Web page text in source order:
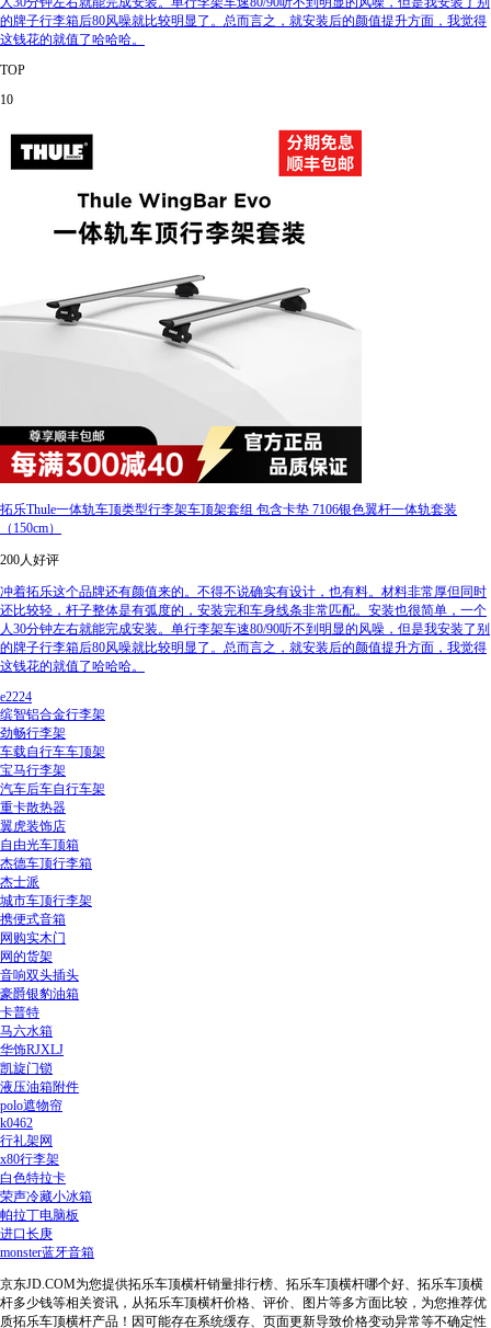
的牌子行李箱后80风噪就比较明显了。总而言之，就安装后的颜值提升方面，我觉得
这钱花的就值了哈哈哈。
TOP
10
拓乐Thule一体轨车顶类型行李架车顶架套组 包含卡垫 7106银色翼杆一体轨套装
（150cm）
200人好评
冲着拓乐这个品牌还有颜值来的。不得不说确实有设计，也有料。材料非常厚但同时
还比较轻，杆子整体是有弧度的，安装完和车身线条非常匹配。安装也很简单，一个
人30分钟左右就能完成安装。单行李架车速80/90听不到明显的风噪，但是我安装了别
的牌子行李箱后80风噪就比较明显了。总而言之，就安装后的颜值提升方面，我觉得
这钱花的就值了哈哈哈。
e2224
缤智铝合金行李架
劲畅行李架
车载自行车车顶架
宝马行李架
汽车后车自行车架
重卡散热器
翼虎装饰店
自由光车顶箱
杰德车顶行李箱
杰士派
城市车顶行李架
携便式音箱
网购实木门
网的货架
音响双头插头
豪爵银豹油箱
卡普特
马六水箱
华饰RJXLJ
凯旋门锁
液压油箱附件
polo遮物帘
k0462
行礼架网
x80行李架
白色特拉卡
荣声冷藏小冰箱
帕拉丁电脑板
进口长庚
monster蓝牙音箱
京东JD.COM为您提供拓乐车顶横杆销量排行榜、拓乐车顶横杆哪个好、拓乐车顶横
杆多少钱等相关资讯，从拓乐车顶横杆价格、评价、图片等多方面比较，为您推荐优
质拓乐车顶横杆产品！因可能存在系统缓存、页面更新导致价格变动异常等不确定性